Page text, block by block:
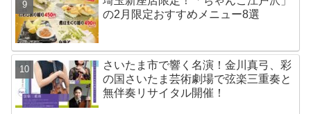
の2月限定おすすめメニュー8選
さいたま市で響く名演！金川真弓、彩
の国さいたま芸術劇場で弦楽三重奏と
無伴奏リサイタル開催！